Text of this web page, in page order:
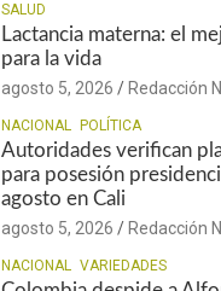
SALUD
Lactancia materna: el
para la vida
agosto 5, 2026 Redacción
NACIONAL POLÍTICA
Autoridades verifican
para posesión
agosto en Cali
agosto 5, 2026 Redacción
NACIONAL VARIEDADES